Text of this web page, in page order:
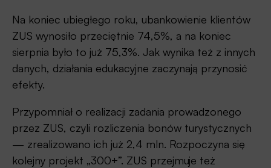
Na koniec ubiegłego roku, ubankowienie klientów
ZUS wynosiło przeciętnie 74,5%, a na koniec
sierpnia było to już 75,3%. Jak wynika też z innych
danych, działania edukacyjne zaczynają przynosić
efekty.
Przypomniał o realizacji zadania prowadzonego
przez ZUS, czyli rozliczenia bonów turystycznych
— zrealizowano ich już 2,4 mln. Rozpoczyna się
kolejny projekt „300+”. ZUS przejmuje też